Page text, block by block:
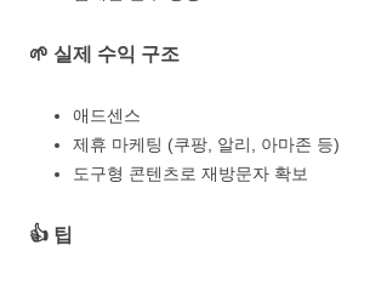
🌱 실제 수익 구조
애드센스
제휴 마케팅 (쿠팡, 알리, 아마존 등)
도구형 콘텐츠로 재방문자 확보
👍 팁